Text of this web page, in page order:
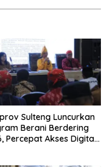
Sulteng Luncurkan
Berani Berdering
Percepat Akses Digital